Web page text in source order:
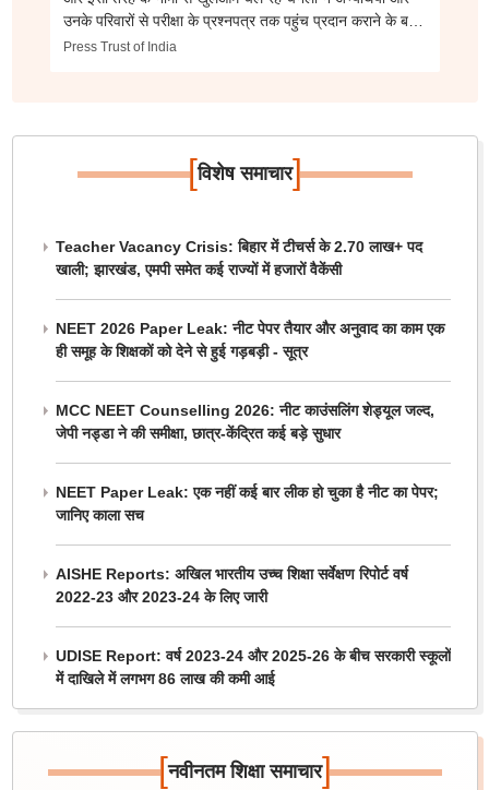
उनके परिवारों से परीक्षा के प्रश्नपत्र तक पहुंच प्रदान कराने के बदले
धनराशि तक की मांग की थी।
Press Trust of India
[विशेष समाचार]
Teacher Vacancy Crisis: बिहार में टीचर्स के 2.70 लाख+ पद
खाली; झारखंड, एमपी समेत कई राज्यों में हजारों वैकेंसी
NEET 2026 Paper Leak: नीट पेपर तैयार और अनुवाद का काम एक
ही समूह के शिक्षकों को देने से हुई गड़बड़ी - सूत्र
MCC NEET Counselling 2026: नीट काउंसलिंग शेड्यूल जल्द,
जेपी नड्डा ने की समीक्षा, छात्र-केंद्रित कई बड़े सुधार
NEET Paper Leak: एक नहीं कई बार लीक हो चुका है नीट का पेपर;
जानिए काला सच
AISHE Reports: अखिल भारतीय उच्च शिक्षा सर्वेक्षण रिपोर्ट वर्ष
2022-23 और 2023-24 के लिए जारी
UDISE Report: वर्ष 2023-24 और 2025-26 के बीच सरकारी स्कूलों
में दाखिले में लगभग 86 लाख की कमी आई
[नवीनतम शिक्षा समाचार]